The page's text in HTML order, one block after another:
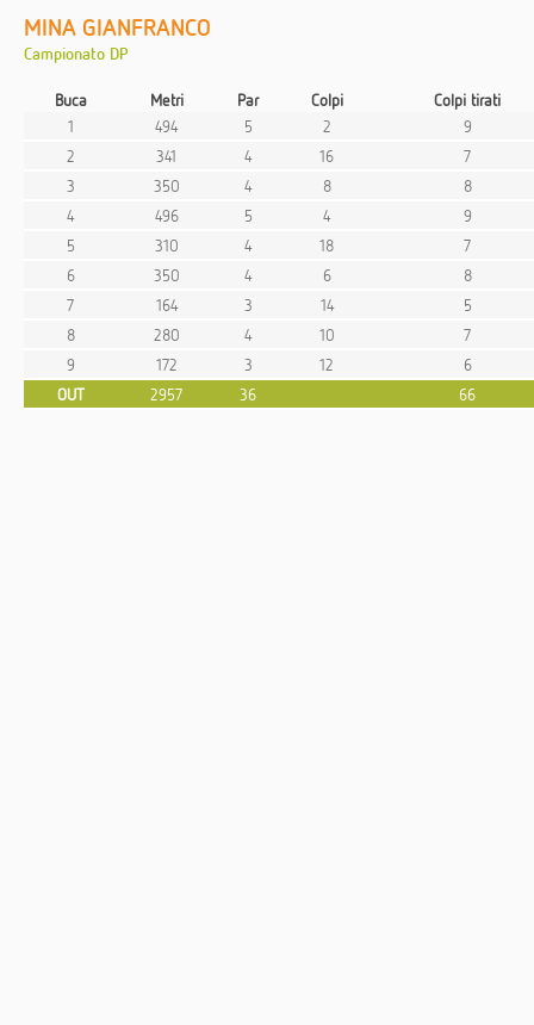
MINA GIANFRANCO
Campionato DP
Buca Metri Par Colpi
Colpi tirati
1
494 5 2
9
2
341 4 16
7
3
350 4 8
8
4
496 5 4
9
5
310 4 18
7
6
350 4 6
8
7
164 3 14
5
8
280 4 10
7
9
172 3 12
6
OUT
2957 36 66